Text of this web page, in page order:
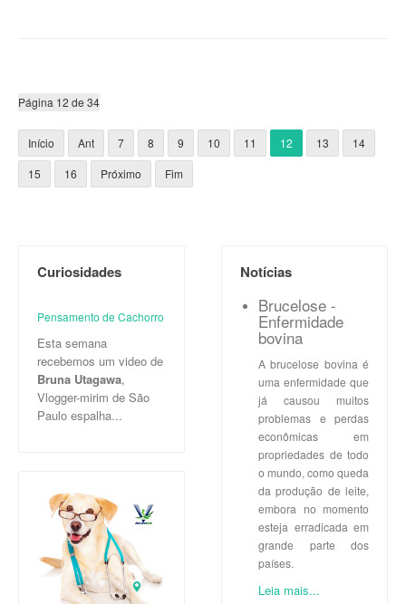
Página 12 de 34
Início Ant 7 8 9 10 11 12 13
14
15
16 Próximo Fim
Curiosidades
Pensamento de Cachorro
Esta semana
recebemos um video de
Bruna Utagawa,
Vlogger-mirim de São
Paulo espalha...
Notícias
Brucelose -
Enfermidade
bovina
A brucelose bovina é
uma enfermidade que
já causou muitos
problemas e perdas
econômicas em
propriedades de todo
o mundo, como queda
da produção de leite,
embora no momento
esteja erradicada em
grande parte dos
países.
Leia mais...